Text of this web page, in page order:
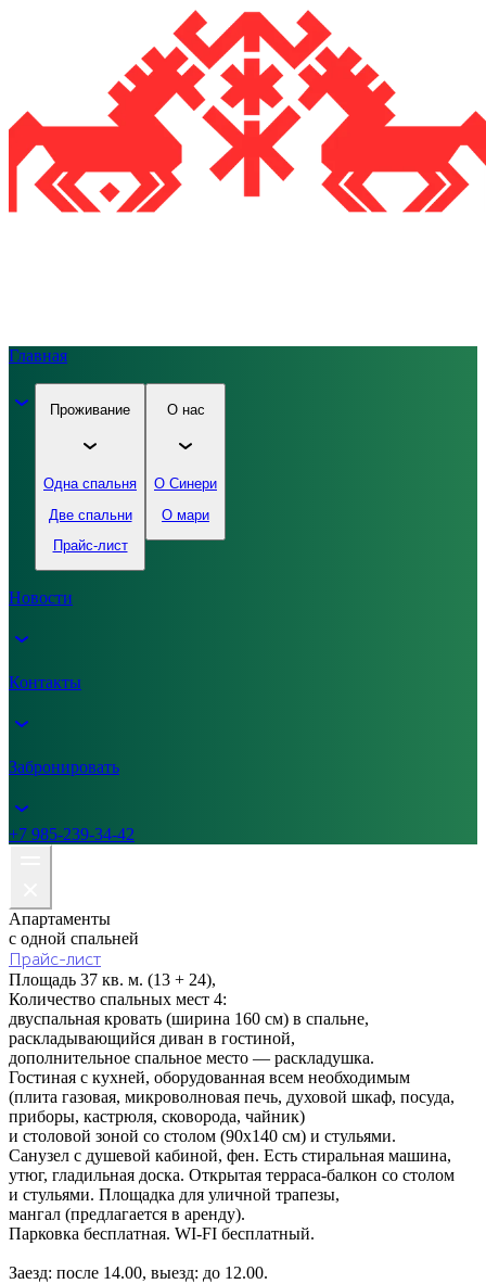
Главная
Проживание
Одна спальня
Две спальни
Прайс-лист
О нас
О Синери
О мари
Новости
Контакты
Забронировать
+7 985-239-34-42
Апартаменты
с одной спальней
Прайс-лист
Площадь 37 кв. м. (13 + 24),
Количество спальных мест 4:
двуспальная кровать (ширина 160 см) в спальне,
раскладывающийся диван в гостиной,
дополнительное спальное место — раскладушка.
Гостиная с кухней, оборудованная всем необходимым
(плита газовая, микроволновая печь, духовой шкаф, посуда,
приборы, кастрюля, сковорода, чайник)
и столовой зоной со столом (90x140 см) и стульями.
Санузел с душевой кабиной, фен. Есть стиральная машина,
утюг, гладильная доска. Открытая терраса-балкон со столом
и стульями. Площадка для уличной трапезы,
мангал (предлагается в аренду).
Парковка бесплатная. WI-FI бесплатный.
Заезд: после 14.00, выезд: до 12.00.